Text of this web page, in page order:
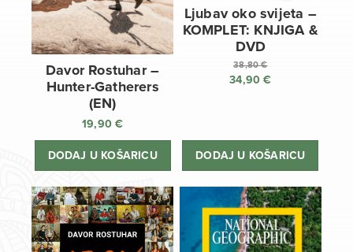
Davor Rostuhar –
Hunter-Gatherers
(EN)
19,90€
DODAJ U KOŠARICU
Ljubav oko svijeta –
KOMPLET: KNJIGA &
DVD
38,80€
Izvorna
38,80 €.
34,90€
34,90 €.
DODAJ U KOŠARICU